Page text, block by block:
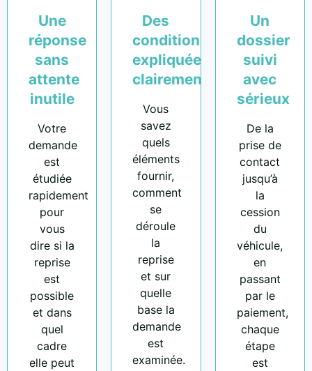
Une
réponse
sans
attente
inutile
Votre
demande
est
étudiée
rapidement
pour
vous
dire si la
reprise
est
possible
et dans
quel
cadre
elle peut
Des
conditions
expliquées
clairement
Vous
savez
quels
éléments
fournir,
comment
se
déroule
la
reprise
et sur
quelle
base la
demande
est
examinée.
Un
dossier
suivi
avec
sérieux
De la
prise de
contact
jusqu’à
la
cession
du
véhicule,
en
passant
par le
paiement,
chaque
étape
est